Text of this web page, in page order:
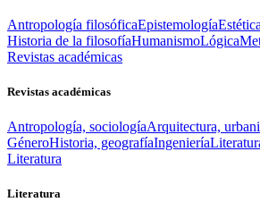
Antropología filosóficaEpistemologíaEstética
Historia de la filosofíaHumanismoLógica
Revistas académicas
Revistas académicas
Antropología, sociologíaArquitectura,
GéneroHistoria, geografíaIngeniería
Literatura
Literatura